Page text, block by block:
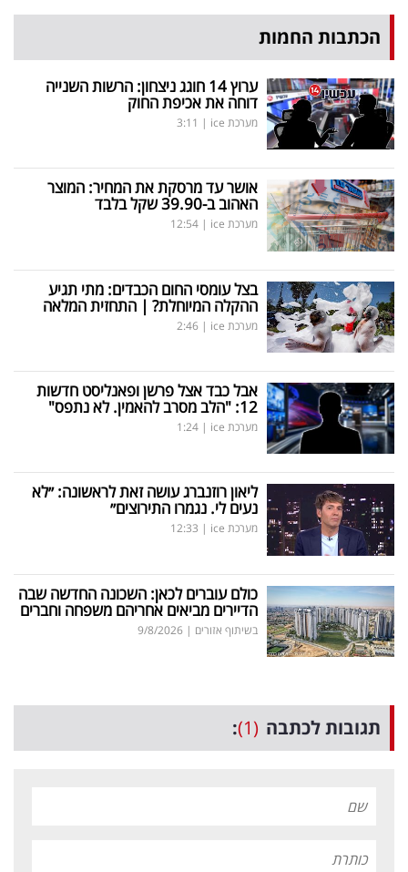
הכתבות החמות
ערוץ 14 חוגג ניצחון: הרשות השנייה
דוחה את אכיפת החוק
מערכת ice |
3:11
אושר עד מרסקת את המחיר: המוצר
האהוב ב-39.90 שקל בלבד
מערכת ice |
12:54
בצל עומסי החום הכבדים: מתי תגיע
ההקלה המיוחלת? | התחזית המלאה
מערכת ice |
2:46
אבל כבד אצל פרשן ופאנליסט חדשות
12: "הלב מסרב להאמין. לא נתפס"
מערכת ice |
1:24
ליאון רוזנברג עושה זאת לראשונה: ״לא
נעים לי. נגמרו התירוצים״
מערכת ice |
12:33
כולם עוברים לכאן: השכונה החדשה שבה
הדיירים מביאים אחריהם משפחה וחברים
בשיתוף אזורים |
9/8/2026
תגובות לכתבה (1)
: